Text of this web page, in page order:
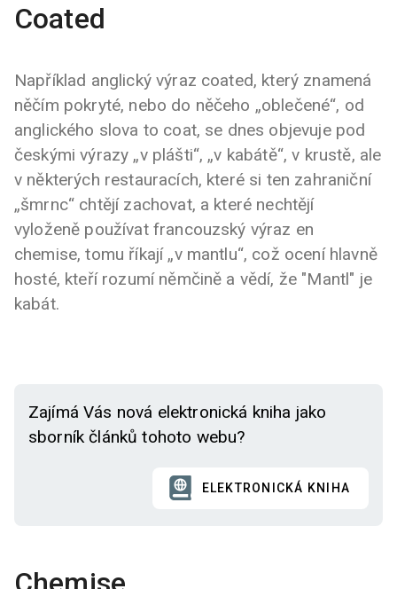
Coated
Například anglický výraz coated, který znamená
něčím pokryté, nebo do něčeho „oblečené“, od
anglického slova to coat, se dnes objevuje pod
českými výrazy „v plášti“, „v kabátě“, v krustě, ale
v některých restauracích, které si ten zahraniční
„šmrnc“ chtějí zachovat, a které nechtějí
vyloženě používat francouzský výraz en
chemise, tomu říkají „v mantlu“, což ocení hlavně
hosté, kteří rozumí němčině a vědí, že "Mantl" je
kabát.
Zajímá Vás nová elektronická kniha jako
sborník článků tohoto webu?
ELEKTRONICKÁ KNIHA